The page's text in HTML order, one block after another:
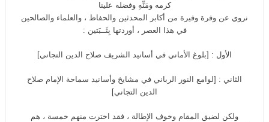
كرمه ومَنِّهِ وفضله علينا
نروي عن وفرة وفيرة من أكابر المحدثين والحفاظ ، والعلماء والصالحين
في هذا العصر ، أوردتها بِثَــبَتين :
الأول : [بلوغ الأماني في أسانيد الشريف صلاح الدين التجاني]
الثاني : [لوامع النور الرباني في مشايخ وأسانيد سماحة الإمام صلاح
الدين التجاني]
ولكن لضيق المقام وخوف الإطالة ، فقد اخترت منهم خمسة ، هم